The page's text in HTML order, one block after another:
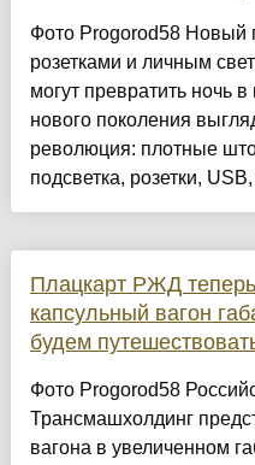
Фото Progorod58 Новый
розетками и личным
могут превратить ночь
нового поколения
революция: плотные
подсветка, розетки, USB,
Плацкарт РЖД
капсульный вагон
будем
Фото Progorod58
Трансмашхолдинг
вагона в увеличенном